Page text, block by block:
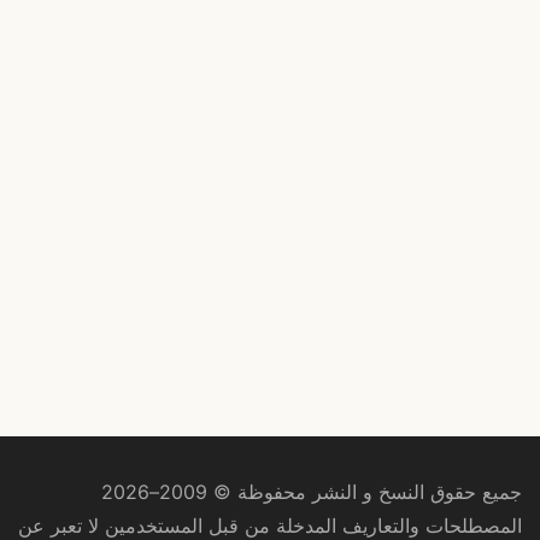
جميع حقوق النسخ و النشر محفوظة © 2009–2026
المصطلحات والتعاريف المدخلة من قبل المستخدمين لا تعبر عن